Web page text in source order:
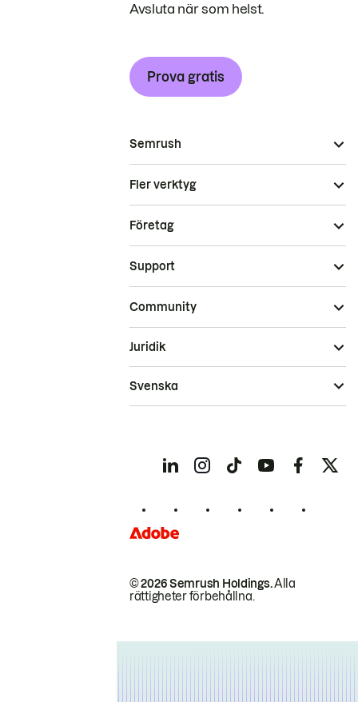
Avsluta när som helst.
Prova gratis
Semrush
Fler verktyg
Företag
Support
Community
© 2026 Semrush Holdings.Alla
rättigheter förbehållna.
Juridik
Svenska